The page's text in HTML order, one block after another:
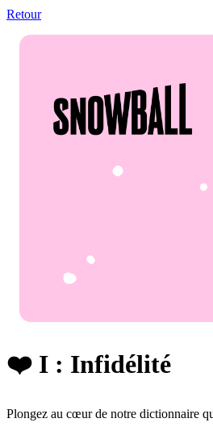
Retour
❤️ I : Infidélité
Plongez au cœur de notre dictionnaire